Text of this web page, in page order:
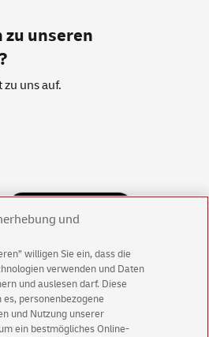
zu unseren
zu uns auf.
und
willigen Sie ein, dass die
verwenden und Daten
und auslesen darf. Diese
personenbezogene
und Nutzung unserer
ein bestmögliches Online-